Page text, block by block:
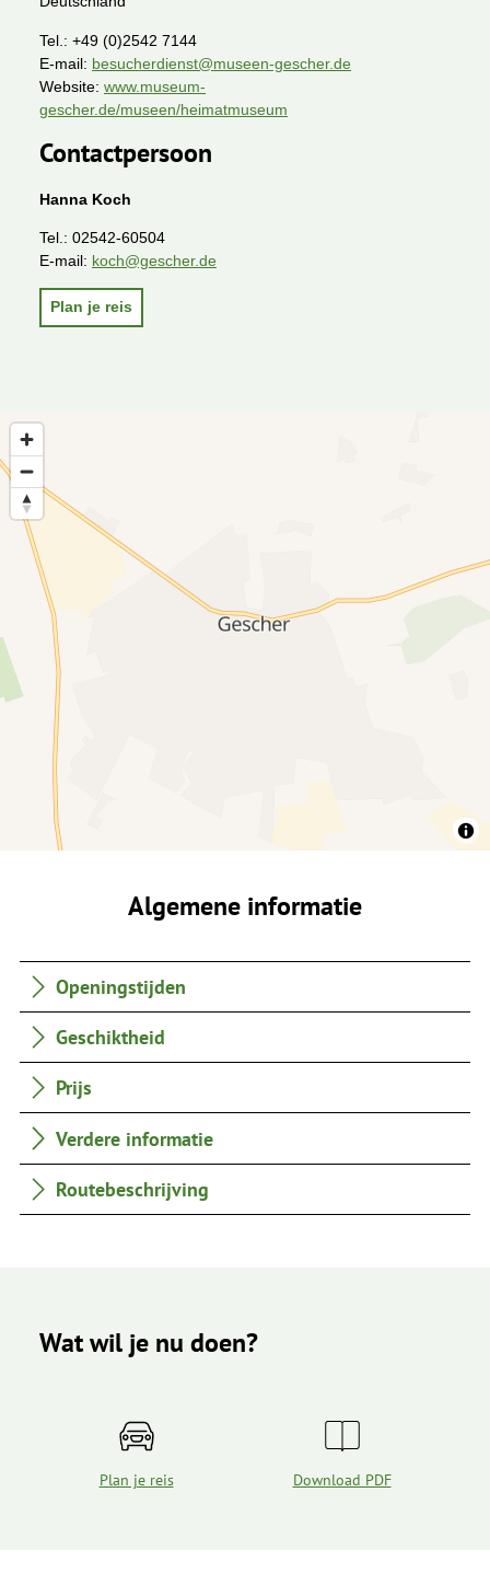
Tel.: +49 (0)2542 7144
E-mail: besucherdienst@museen-gescher.de
Website: www.museum-
gescher.de/museen/heimatmuseum
Contactpersoon
Hanna Koch
Tel.: 02542-60504
E-mail: koch@gescher.de
Plan je reis
Algemene informatie
Openingstijden
Geschiktheid
Prijs
Verdere informatie
Routebeschrijving
Wat wil je nu doen?
Plan je reis Download PDF